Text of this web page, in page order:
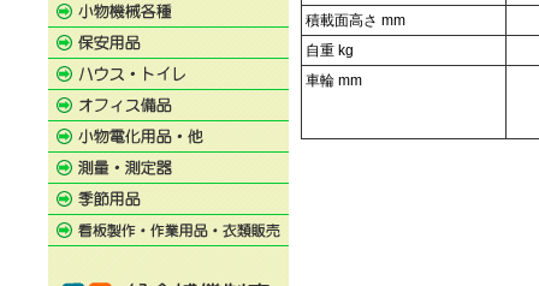
積載面高さ mm
自重 kg
車輪 mm